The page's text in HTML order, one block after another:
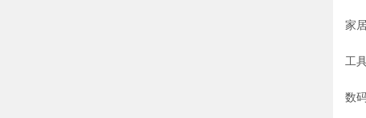
家
工
数